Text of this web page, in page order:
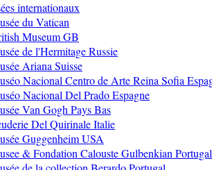
internationaux
du Vatican
Museum GB
de l'Hermitage Russie
Ariana Suisse
Nacional Centro de Arte Reina Sofia
Nacional Del Prado Espagne
Van Gogh Pays Bas
Del Quirinale Italie
Guggenheim USA
& Fondation Calouste Gulbenkian Portugal